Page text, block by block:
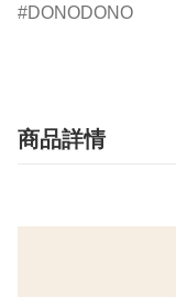
DONODONO
商品詳情